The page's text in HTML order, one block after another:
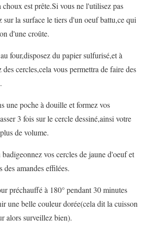
choux est prête.Si vous ne l'utilisez pas
sur la surface le tiers d'un oeuf battu,ce qui
d'une croûte.
four,disposez du papier sulfurisé,et à
cercles,cela vous permettra de faire des
une poche à douille et formez vos
3 fois sur le cercle dessiné,ainsi votre
de volume.
vos cercles de jaune d'oeuf et
des amandes effilées.
préchauffé à 180° pendant 30 minutes
une belle couleur dorée(cela dit la cuisson
alors surveillez bien).